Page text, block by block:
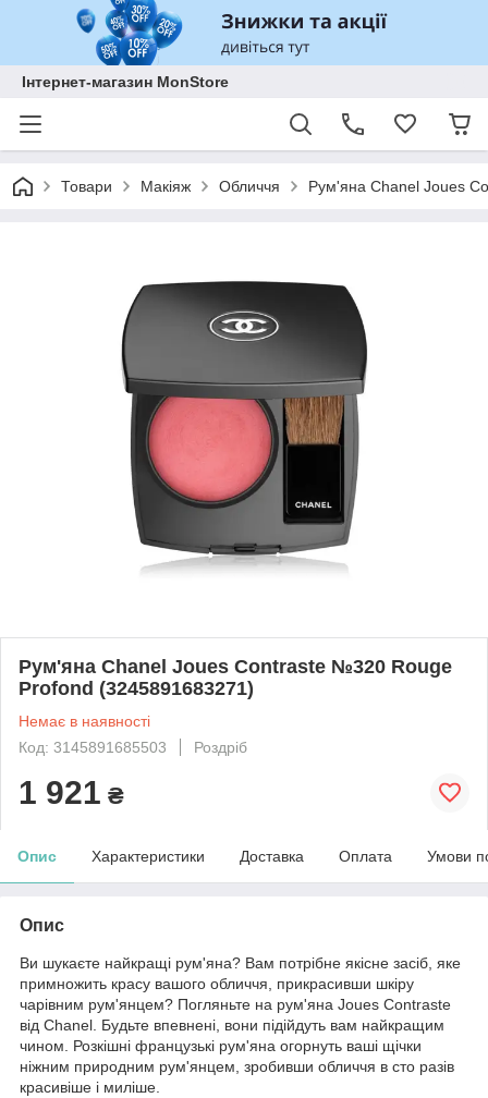
Інтернет-магазин MonStore
Товари Макіяж Обличчя Рум'яна Chanel Joues
Рум'яна Chanel Joues Contraste №320 Rouge
Profond (3245891683271)
Немає в наявності
Код: 3145891685503
Роздріб
1 921 ₴
Опис Характеристики Доставка Оплата Умови
Опис
Ви шукаєте найкращі рум'яна? Вам потрібне якісне засіб, яке
примножить красу вашого обличчя, прикрасивши шкіру
чарівним рум'янцем? Погляньте на рум'яна Joues Contraste
від Chanel. Будьте впевнені, вони підійдуть вам найкращим
чином. Розкішні французькі рум'яна огорнуть ваші щічки
ніжним природним рум'янцем, зробивши обличчя в сто разів
красивіше і миліше.